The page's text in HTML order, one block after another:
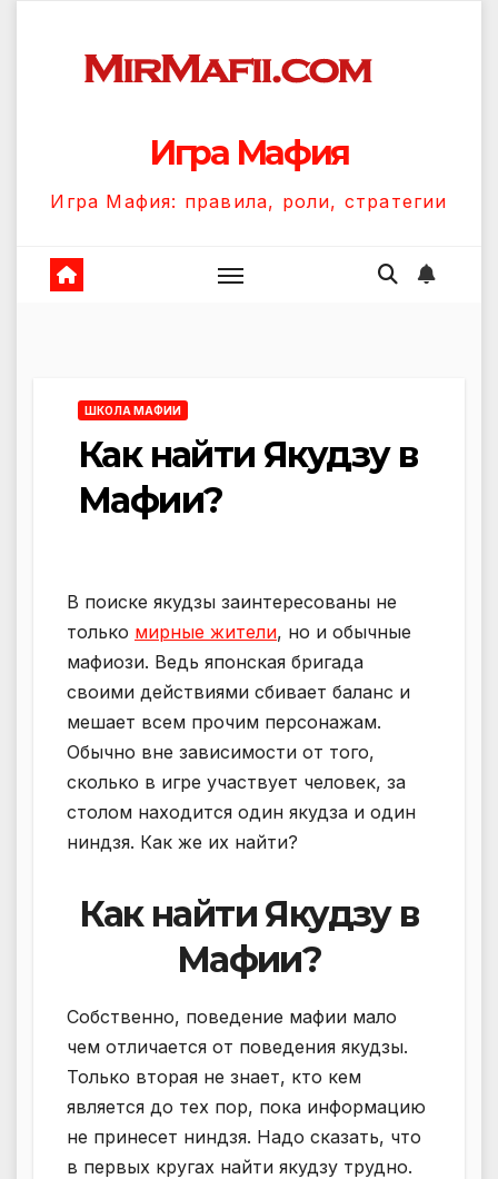
содержанию
Игра Мафия
Игра Мафия: правила, роли, стратегии
ШКОЛА МАФИИ
Как найти Якудзу в
Мафии?
В поиске якудзы заинтересованы не
только мирные жители, но и обычные
мафиози. Ведь японская бригада
своими действиями сбивает баланс и
мешает всем прочим персонажам.
Обычно вне зависимости от того,
сколько в игре участвует человек, за
столом находится один якудза и один
ниндзя. Как же их найти?
Как найти Якудзу в
Мафии?
Собственно, поведение мафии мало
чем отличается от поведения якудзы.
Только вторая не знает, кто кем
является до тех пор, пока информацию
не принесет ниндзя. Надо сказать, что
в первых кругах найти якудзу трудно.